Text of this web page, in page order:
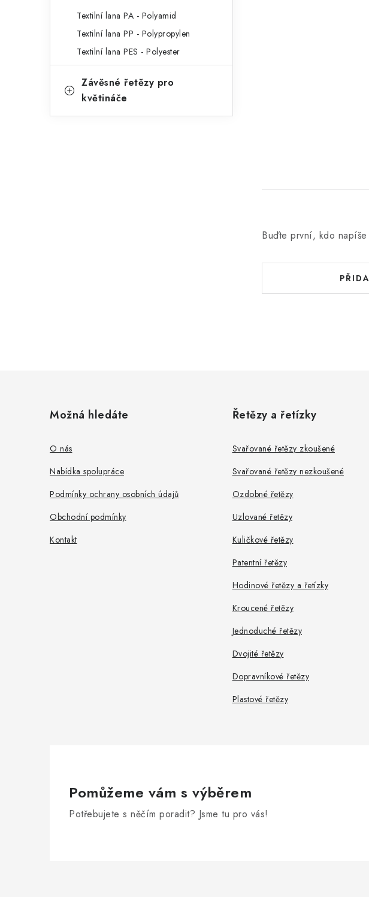
Textilní lana PA - Polyamid
Textilní lana PP - Polypropylen
Textilní lana PES - Polyester
Závěsné řetězy pro
květináče
Buďte první, kdo
Možná hledáte
O nás
Nabídka spolupráce
Podmínky ochrany osobních údajů
Obchodní podmínky
Kontakt
Řetězy a řetízky
Svařované řetězy zkoušené
Svařované řetězy nezkoušené
Ozdobné řetězy
Uzlované řetězy
Kuličkové řetězy
Patentní řetězy
Hodinové řetězy a řetízky
Kroucené řetězy
Jednoduché řetězy
Dvojité řetězy
Dopravníkové řetězy
Plastové řetězy
Pomůžeme vám s výběrem
Potřebujete s něčím poradit? Jsme tu pro vás!